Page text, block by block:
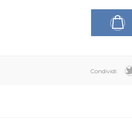
Condividi: